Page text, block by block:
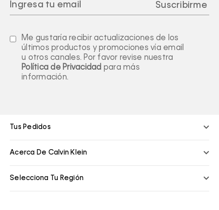
Me gustaría recibir actualizaciones de los
últimos productos y promociones vía email
u otros canales. Por favor revise nuestra
Política de Privacidad para más
información.
Tus Pedidos
Acerca De Calvin Klein
Selecciona Tu Región